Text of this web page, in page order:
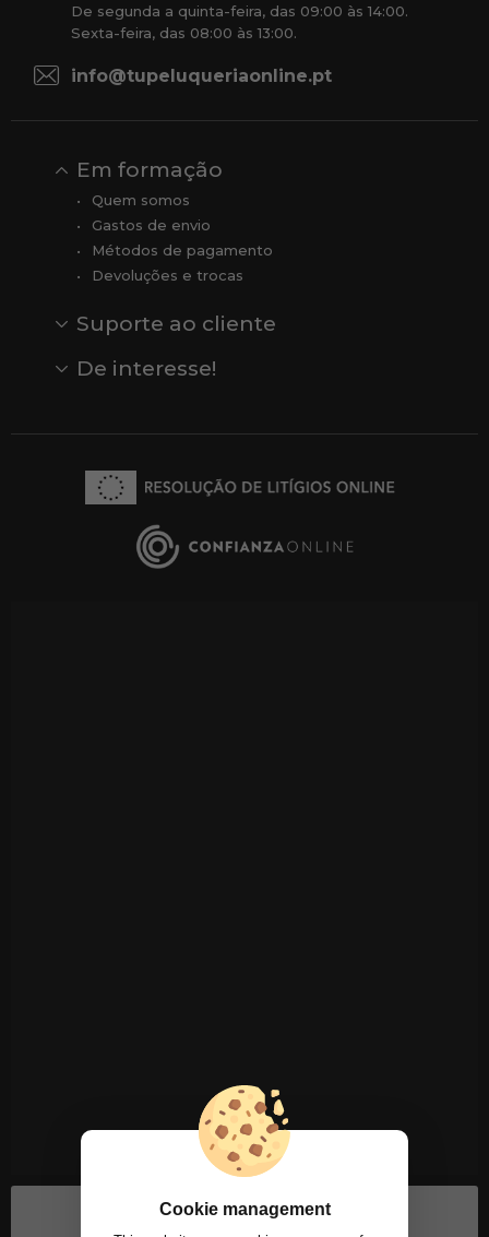
De segunda a quinta-feira, das 09:00 às 14:00.
Sexta-feira, das 08:00 às 13:00.
info@tupeluqueriaonline.pt
Em formação
Quem somos
Gastos de envio
Métodos de pagamento
Devoluções e trocas
Suporte ao cliente
Comentários
Comentários do Google
De interesse!
Cookie management